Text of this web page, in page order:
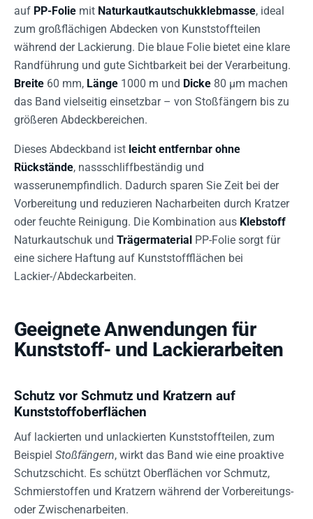
auf PP-Folie mit Naturkautkautschukklebmasse, ideal
zum großflächigen Abdecken von Kunststoffteilen
während der Lackierung. Die blaue Folie bietet eine klare
Randführung und gute Sichtbarkeit bei der Verarbeitung.
Breite 60 mm, Länge 1000 m und Dicke 80 µm machen
das Band vielseitig einsetzbar – von Stoßfängern bis zu
größeren Abdeckbereichen.
Dieses Abdeckband ist leicht entfernbar ohne
Rückstände, nassschliffbeständig und
wasserunempfindlich. Dadurch sparen Sie Zeit bei der
Vorbereitung und reduzieren Nacharbeiten durch Kratzer
oder feuchte Reinigung. Die Kombination aus Klebstoff
Naturkautschuk und Trägermaterial PP-Folie sorgt für
eine sichere Haftung auf Kunststoffflächen bei
Lackier-/Abdeckarbeiten.
Geeignete Anwendungen für
Kunststoff- und Lackierarbeiten
Schutz vor Schmutz und Kratzern auf
Kunststoffoberflächen
Auf lackierten und unlackierten Kunststoffteilen, zum
Beispiel Stoßfängern, wirkt das Band wie eine proaktive
Schutzschicht. Es schützt Oberflächen vor Schmutz,
Schmierstoffen und Kratzern während der Vorbereitungs-
oder Zwischenarbeiten.